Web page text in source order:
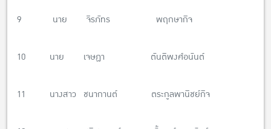
9 นาย จิรภัทร พฤกษากิจ
10 นาย เจษฏา ตันติพงศ์อนันต์
11 นางสาว ชนากานต์ ตระกูลพานิชย์กิจ